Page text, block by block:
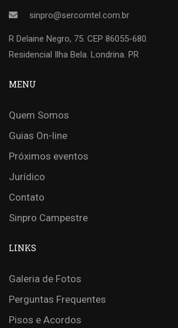
sinpro@sercomtel.com.br
R Delaine Negro, 75. CEP 86055-680.
Residencial Ilha Bela. Londrina. PR
MENU
Quem Somos
Guias On-line
Próximos eventos
Jurídico
Contato
Sinpro Campestre
LINKS
Galeria de Fotos
Perguntas Frequentes
Pisos e Acordos